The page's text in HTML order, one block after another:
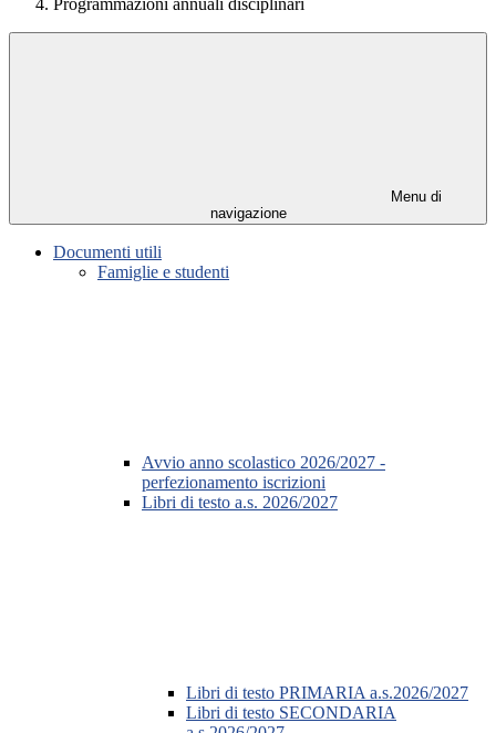
Programmazioni annuali disciplinari
Menu di
navigazione
Documenti utili
Famiglie e studenti
Avvio anno scolastico 2026/2027 -
perfezionamento iscrizioni
Libri di testo a.s. 2026/2027
Libri di testo PRIMARIA a.s.2026/2027
Libri di testo SECONDARIA